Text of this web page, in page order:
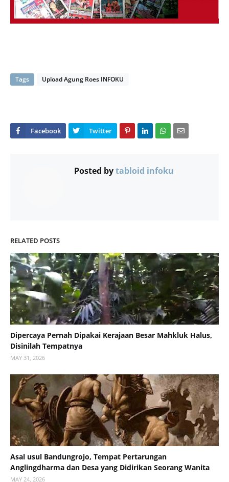
Tags Upload Agung Roes INFOKU
Posted bytabloid infoku
RELATED POSTS
Dipercaya Pernah Dipakai Kerajaan Besar Mahkluk Halus,
Disinilah Tempatnya
MAY 31, 2026
Asal usul Bandungrojo, Tempat Pertarungan
Anglingdharma dan Desa yang Didirikan Seorang Wanita
MAY 24, 2026